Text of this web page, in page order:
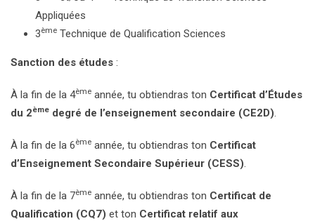
Appliquées
3ème Technique de Qualification Sciences
Sanction des études :
À la fin de la 4ème année, tu obtiendras ton Certificat d’Études
du 2ème degré de l’enseignement secondaire (CE2D).
À la fin de la 6ème année, tu obtiendras ton Certificat
d’Enseignement Secondaire Supérieur (CESS).
À la fin de la 7ème année, tu obtiendras ton Certificat de
Qualification (CQ7) et ton Certificat relatif aux